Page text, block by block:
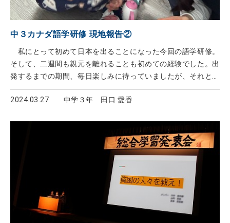
中３カナダ語学研修 現地報告②
私にとって初めて日本を出ることになった今回の語学研修。
そして、二週間も親元を離れることも初めての経験でした。出
発するまでの期間、毎日楽しみに待っていましたが、それと同
じぐらい、不安もたくさんありました。 到着すると、ホスト
ファミリーに会い、プレゼントを頂きました。初めの方は全然
ようになりました。 学校では英語圏出身ではない子もたくさ
んいましたが、みんな積極的に英語を使っていたことに感
2024.03.27 中学３年 田口 愛香